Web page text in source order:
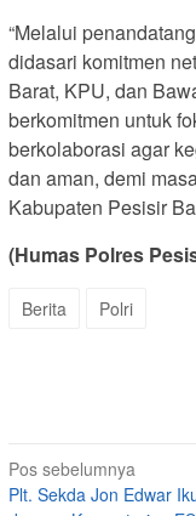
“Melalui
didasari komitmen
Barat, KPU, dan
berkomitmen untuk
berkolaborasi agar
dan aman, demi
Kabupaten Pesisir
(Humas Polres
Berita Polri
Navigasi
pos
Pos sebelumnya
Plt. Sekda Jon Edwar